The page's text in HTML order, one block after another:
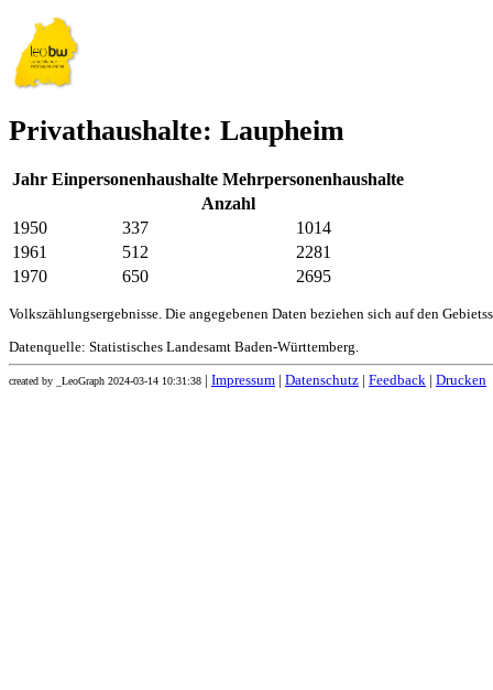
Privathaushalte: Laupheim
Jahr Einpersonenhaushalte Mehrpersonenhaushalte
Anzahl
1950
337
1014
1961
512
2281
1970
650 2695
Volkszählungsergebnisse. Die angegebenen Daten beziehen sich auf den
Datenquelle: Statistisches Landesamt Baden-Württemberg.
created by _LeoGraph 2024-03-14 10:31:38 Impressum Datenschutz Feedback Drucken